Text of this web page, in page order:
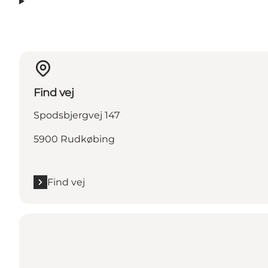
Find vej
Spodsbjergvej 147
5900 Rudkøbing
Find vej